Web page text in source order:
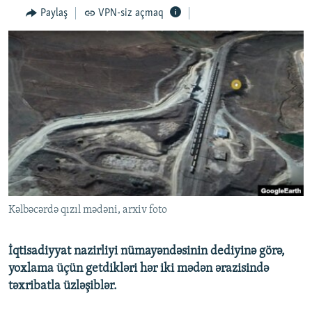
ARAŞDIRMA
MULTIMEDIA
FOTOQALEREYA
İNFOQRAFIKA
KARIKATURA
RADIO ARXIV
OXU ZALI
AZƏRBAYCAN ƏDƏBIYYATI KITABXANASI
İSLAM VƏ DEMOKRATIYA
İZ - MƏDƏNIYYƏT PROQRAMI
HAQQIMIZDA
MISSIYAMIZ
PEŞƏ ETIKASI VƏ JURNALISTIKA STANDARTLARIMIZ
MATERIALLARIMIZDAN ISTIFADƏ
AZADLIQRADIOSU MOBIL TELEFONUNUZDA
BIZIMLƏ ƏLAQƏ
BIZI IZLƏ
RFE/RL-in bütün saytları
Paylaş VPN-siz açmaq
Kəlbəcərdə qızıl mədəni, arxiv foto
İqtisadiyyat nazirliyi nümayəndəsinin dediyinə görə,
yoxlama üçün getdikləri hər iki mədən ərazisində
təxribatla üzləşiblər.